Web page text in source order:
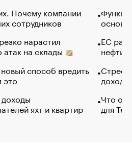
Почему компании
сотрудников
нарастил
на склады
способ вредить
это
яхт и квартир
основ
ЕС
нефти
Что
для